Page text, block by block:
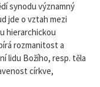
synodu významný
jde o vztah mezi
hierarchickou
rozmanitost a
lidu Božího, resp. těla
církve,